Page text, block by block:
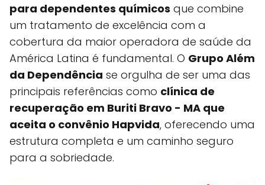
para dependentes químicos que combine
um tratamento de excelência com a
cobertura da maior operadora de saúde da
América Latina é fundamental. O Grupo Além
da Dependência se orgulha de ser uma das
principais referências como clínica de
recuperação em Buriti Bravo - MA que
aceita o convênio Hapvida, oferecendo uma
estrutura completa e um caminho seguro
para a sobriedade.